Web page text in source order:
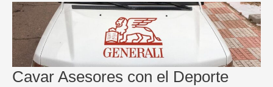
por
el
Atlas
y
desierto
marroquí
Cavar Asesores con el Deporte